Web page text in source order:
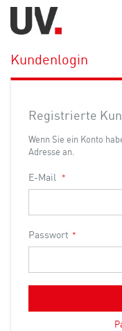
Kundenlogin
Registrierte
Wenn Sie ein Konto
Adresse an.
E-Mail
Passwort